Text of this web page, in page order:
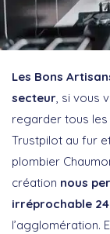
Les Bons
secteur, si vous
regarder tous les
Trustpilot au fur
plombier
création nous
irréprochable
l’agglomération.